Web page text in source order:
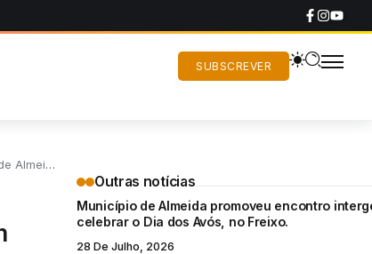
SUBSCREVER
Outras notícias
Município de Almeida promoveu encontro
celebrar o Dia dos Avós, no Freixo.
28 De Julho, 2026